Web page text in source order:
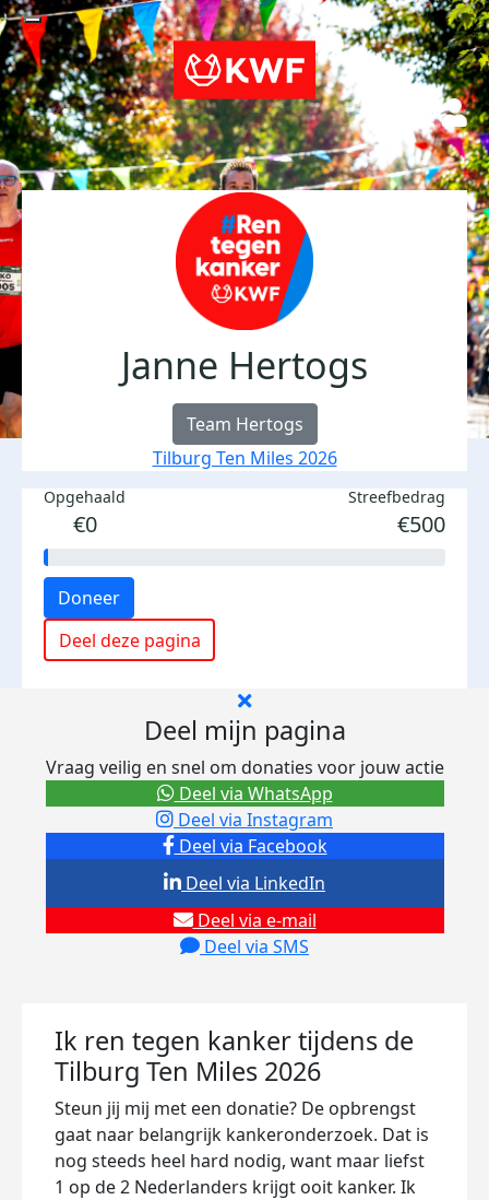
Janne Hertogs
Team Hertogs
Tilburg Ten Miles 2026
Opgehaald
€0
Streefbedrag
€500
Doneer
Deel deze pagina
Deel mijn pagina
Vraag veilig en snel om donaties voor jouw actie
Deel via Facebook
Deel via Instagram
Deel via e-mail
Deel via SMS
Deel via LinkedIn
Deel via WhatsApp
Ik ren tegen kanker tijdens de
Tilburg Ten Miles 2026
Steun jij mij met een donatie? De opbrengst
gaat naar belangrijk kankeronderzoek. Dat is
nog steeds heel hard nodig, want maar liefst
1 op de 2 Nederlanders krijgt ooit kanker. Ik